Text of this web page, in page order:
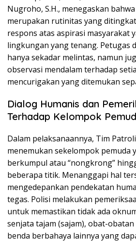
Nugroho, S.H., menegaskan
merupakan rutinitas yang
respons atas aspirasi masyarakat
lingkungan yang tenang. Petugas
hanya sekadar melintas, namun
observasi mendalam terhadap
mencurigakan yang ditemukan
Dialog Humanis dan
Terhadap Kelompok
Dalam pelaksanaannya, Tim
menemukan sekelompok pemuda
berkumpul atau “nongkrong”
beberapa titik. Menanggapi hal
mengedepankan pendekatan
tegas. Polisi melakukan
untuk memastikan tidak ada
senjata tajam (sajam), obat-
benda berbahaya lainnya yang